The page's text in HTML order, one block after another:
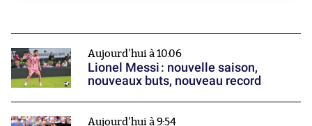
Aujourd'hui à 10:06
Lionel Messi : nouvelle saison,
nouveaux buts, nouveau record
Aujourd'hui à 9:54